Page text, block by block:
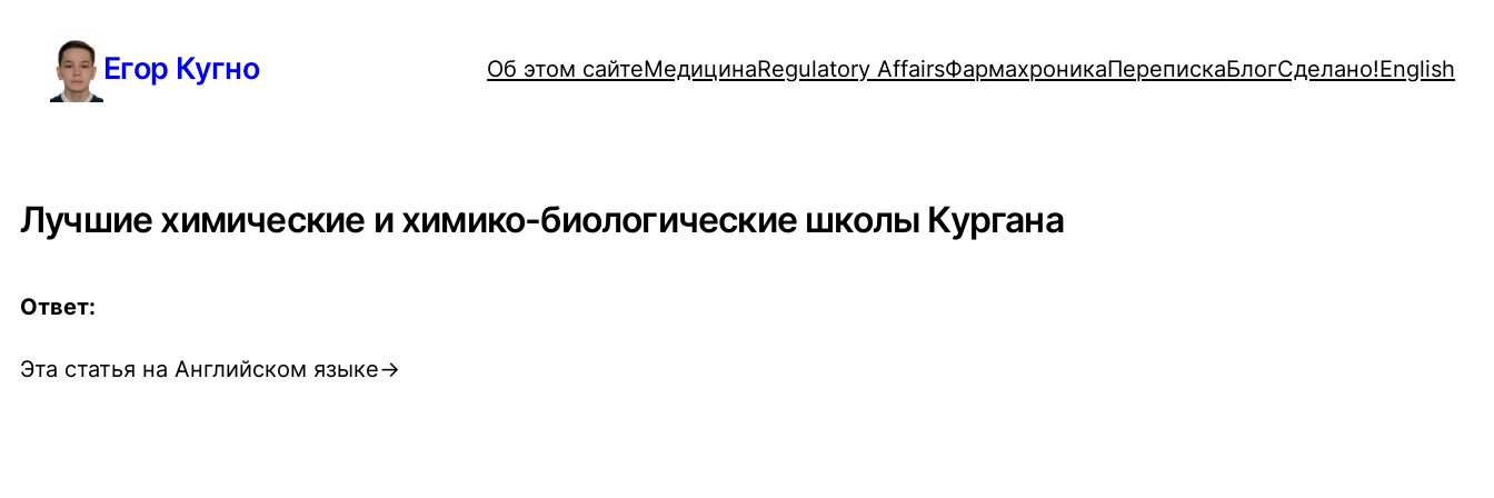
содержимому
Егор Кугно Об этом сайтеМедицинаRegulatory AffairsФармахроникаПерепискаБлогСделано!English
Лучшие химические и химико-биологические школы Кургана
Ответ:
Эта статья на Английском языке→